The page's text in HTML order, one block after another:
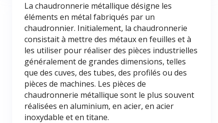
La chaudronnerie métallique désigne les
éléments en métal fabriqués par un
chaudronnier. Initialement, la chaudronnerie
consistait à mettre des métaux en feuilles et à
les utiliser pour réaliser des pièces industrielles
généralement de grandes dimensions, telles
que des cuves, des tubes, des profilés ou des
pièces de machines. Les pièces de
chaudronnerie métallique sont le plus souvent
réalisées en aluminium, en acier, en acier
inoxydable et en titane.